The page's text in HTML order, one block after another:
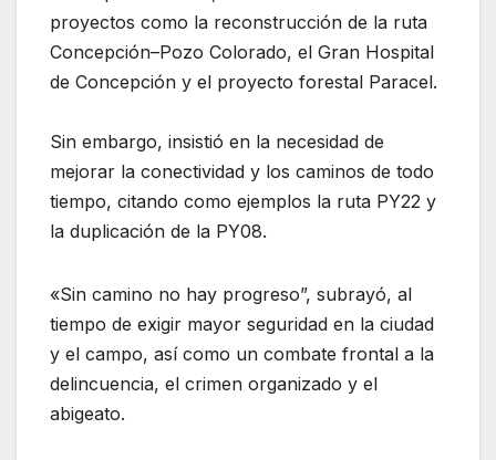
proyectos como la reconstrucción de la ruta
Concepción–Pozo Colorado, el Gran Hospital
de Concepción y el proyecto forestal Paracel.
Sin embargo, insistió en la necesidad de
mejorar la conectividad y los caminos de todo
tiempo, citando como ejemplos la ruta PY22 y
la duplicación de la PY08.
«Sin camino no hay progreso”, subrayó, al
tiempo de exigir mayor seguridad en la ciudad
y el campo, así como un combate frontal a la
delincuencia, el crimen organizado y el
abigeato.